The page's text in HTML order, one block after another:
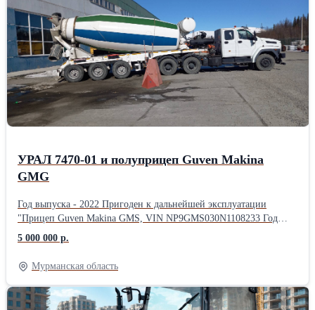
УРАЛ 7470-01 и полуприцеп Guven Makina
GMG
Год выпуска - 2022 Пригоден к дальнейшей эксплуатации
"Прицеп Guven Makina GMS, VIN NP9GMS030N1108233 Год
выпуска - 2022 грузоподъемность - 30500 кг. Объем
смесительного барабана 16 м3. Требуется ремонт рамы,
электропроводки. "
5 000 000 р.
Мурманская область